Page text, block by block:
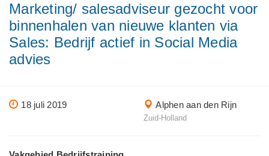
Marketing/ salesadviseur gezocht voor
binnenhalen van nieuwe klanten via
Sales: Bedrijf actief in Social Media
advies
18 juli 2019 Alphen aan den Rijn
Zuid-Holland